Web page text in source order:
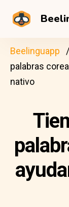
Beelinguapp
palabras
nativo